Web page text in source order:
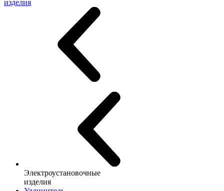
изделия
Электроустановочные
изделия